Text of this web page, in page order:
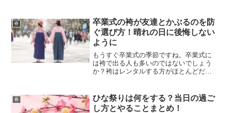
大好きな彼氏の晴れ姿をみたいな思う気
持ち、よくわかります！し...
春
卒業式の袴が友達とかぶるのを防
ぐ選び方！晴れの日に後悔しない
ように
もうすぐ卒業式の季節ですね。卒業式に
は袴で出る人も多いのではないでしょう
か？袴はレンタルする方がほとんどだと
も撮るし、友達とはかぶりたくない方も
いるでしょう。そこで今回...
春
ひな祭りは何をする？当日の過ご
し方とやることまとめ！